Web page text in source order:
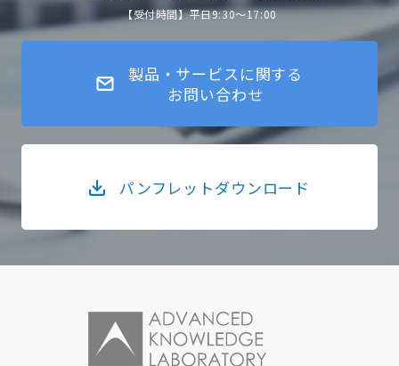
【受付時間】平日9:30～17:00
製品・サービスに関する
お問い合わせ
パンフレットダウンロード